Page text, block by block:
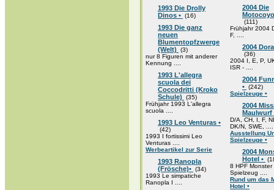
1993 Die Drolly
Dinos • (16)
1993 Die ganz
neuen
Blumentopfzwerge
(Welt)
(3)
nur 8 Figuren mit anderer
Kennung ....
1993 L'allegra
scuola dei
Coccodritti (Kroko
Schule)
(35)
Frühjahr 1993 L'allegra
scuola ....
1993 Leo Venturas •
(42)
1993 I fortissimi Leo
Venturas ....
Werbeartikel zur Serie
1993 Ranopla
(Frösche)• (34)
1993 Le simpatiche
Ranopla I ....
2004 Die
(111)
Frühjahr 2004
F, ....
2004
(36)
2004 I, E, P,
ISR - ....
2004
• (242)
Spielzeuge •
2004
Maulwurf
D/A, CH, I, F,
DK/N, SWE, ....
Ausstellung
Spielzeuge •
2004
Hotel •
8 HPF
Spielzeug ....
Rund um das
Hotel •